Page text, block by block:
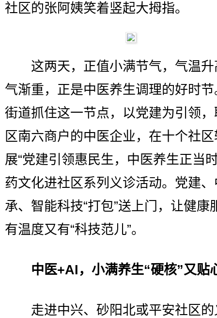
社区的张阿姨笑着竖起大拇指。
这两天，正值小满节气，气温升
气渐重，正是中医养生调理的好时
街道抓住这一节点，以党建为引领
区南六商户的中医企业，在十个社
展“党建引领惠民生，中医养生正当
药文化进社区系列义诊活动。党建
承、智能科技“打包”送上门，让健康
有温度又有“科技范儿”。
中医+AI，小满养生“硬核”又贴
走进中兴、砂阳北或平安社区的